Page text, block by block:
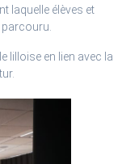
laquelle élèves et
lilloise en lien avec la